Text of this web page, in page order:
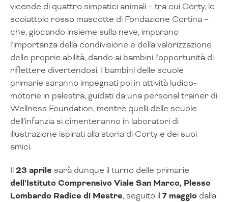
vicende di quattro simpatici animali – tra cui Corty, lo
scoiattolo rosso mascotte di Fondazione Cortina –
che, giocando insieme sulla neve, imparano
l’importanza della condivisione e della valorizzazione
delle proprie abilità, dando ai bambini l’opportunità di
riflettere divertendosi. I bambini delle scuole
primarie saranno impegnati poi in attività ludico-
motorie in palestra, guidati da una personal trainer di
Wellness Foundation, mentre quelli delle scuole
dell’infanzia si cimenteranno in laboratori di
illustrazione ispirati alla storia di Corty e dei suoi
amici.
Il23 aprile sarà dunque il turno delle primarie
dell’Istituto Comprensivo Viale San Marco, Plesso
Lombardo Radice di Mestre, seguito il7 maggio dalla